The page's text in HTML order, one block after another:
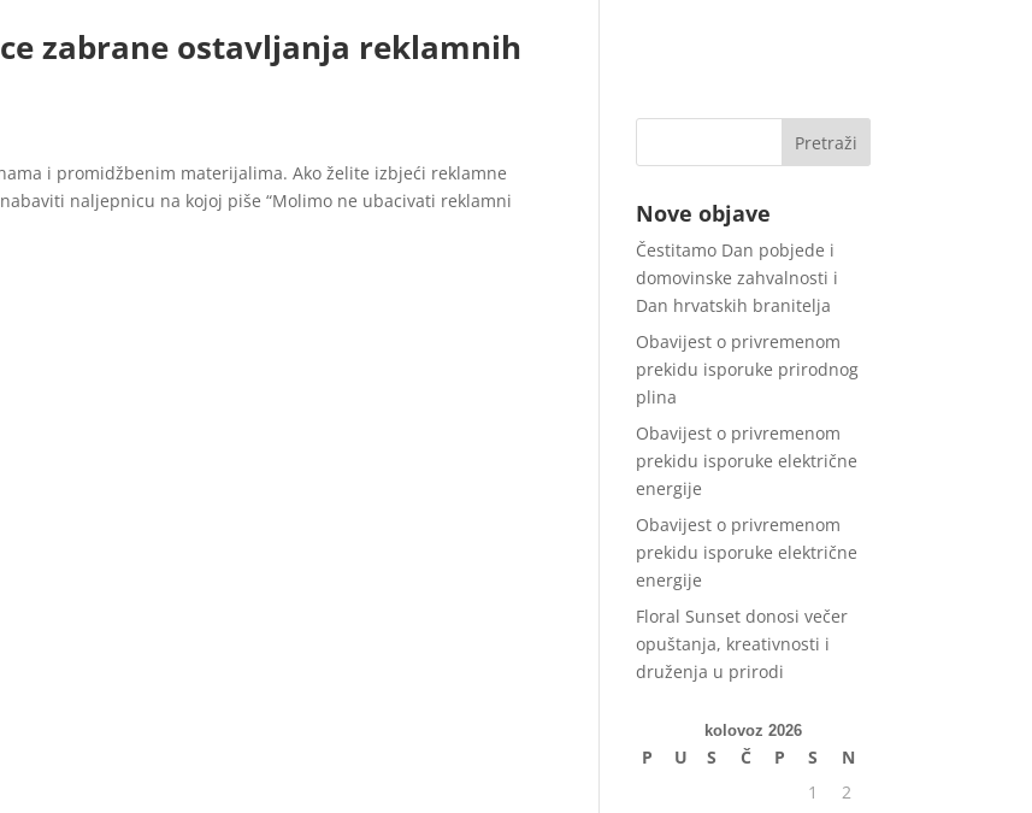
zabrane ostavljanja reklamnih
i promidžbenim materijalima. Ako želite izbjeći reklamne
naljepnicu na kojoj piše “Molimo ne ubacivati reklamni
Nove objave
Čestitamo Dan pobjede i
domovinske zahvalnosti i
Dan hrvatskih branitelja
Obavijest o privremenom
prekidu isporuke prirodnog
plina
Obavijest o privremenom
prekidu isporuke električne
energije
Obavijest o privremenom
prekidu isporuke električne
energije
Floral Sunset donosi večer
opuštanja, kreativnosti i
druženja u prirodi
kolovoz 2026
P U S Č P S
N
1
2